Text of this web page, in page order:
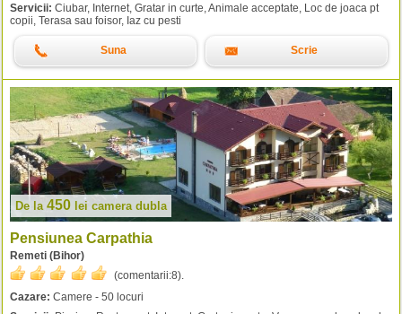
Servicii: Ciubar, Internet, Gratar in curte, Animale acceptate, Loc de joaca pt
copii, Terasa sau foisor, Iaz cu pesti
Suna Scrie
De la 450 lei camera dubla
Pensiunea Carpathia
Remeti (Bihor)
(comentarii:8).
Cazare: Camere - 50 locuri